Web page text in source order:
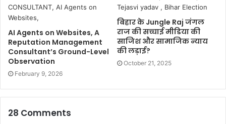
AI Agents on Websites, A
Reputation Management
Consultant’s Ground-Level
Observation
February 9, 2026
बिहार के Jungle Raj जंगल
राज की सच्चाई मीडिया की
साजिश और सामाजिक न्याय
की लड़ाई?
October 21, 2025
28 Comments